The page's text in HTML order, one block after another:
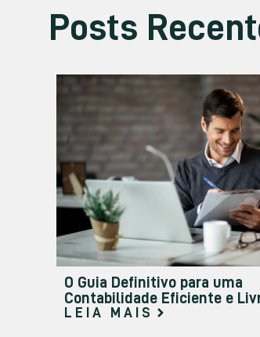
Posts
O Guia Definitivo para uma
Contabilidade Eficiente e
LEIA MAIS